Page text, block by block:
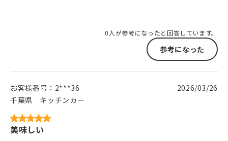
0人が参考になったと回答しています。
参考になった
お客様番号： 2***36
千葉県
キッチンカー
2026/03/26
美味しい